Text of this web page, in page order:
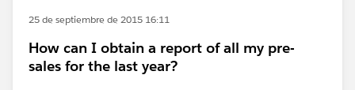
25 de septiembre de 2015 16:11
How can I obtain a report of all my pre-
sales for the last year?